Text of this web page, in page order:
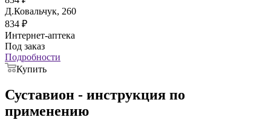
Д.Ковальчук, 260
834 ₽
Интернет-аптека
Под заказ
Подробности
Купить
Суставион - инструкция по
применению